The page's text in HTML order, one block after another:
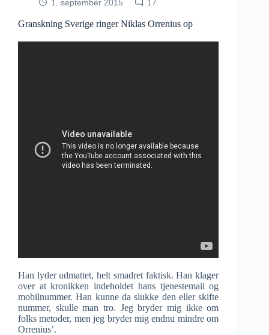
1. september 2015 17
Granskning Sverige ringer Niklas Orrenius op
Han lyder udmattet, helt smadret faktisk. Han klager
over at kronikken indeholdet hans tjenestemail og
mobilnummer. Han kunne da slukke den eller skifte
nummer, skulle man tro. Jeg bryder mig ikke om
folks metoder, men jeg bryder mig endnu mindre om
Orrenius’.